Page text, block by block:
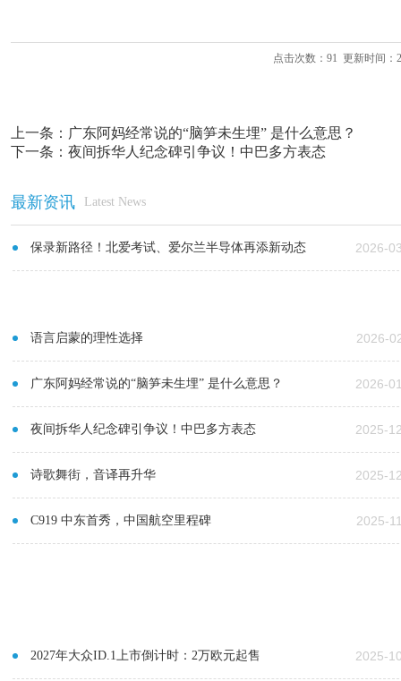
点击次数： 91 更新时间：
上一条： 广东阿妈经常说的“脑笋未生埋” 是什么意思？
下一条： 夜间拆华人纪念碑引争议！中巴多方表态
最新资讯 Latest News
保录新路径！北爱考试、爱尔兰半导体再添新动态 2026-
语言启蒙的理性选择 2026-
广东阿妈经常说的“脑笋未生埋” 是什么意思？ 2026-
夜间拆华人纪念碑引争议！中巴多方表态 2025-
诗歌舞街，音译再升华 2025-
C919 中东首秀，中国航空里程碑 2025-
2027年大众ID.1上市倒计时：2万欧元起售 2025-